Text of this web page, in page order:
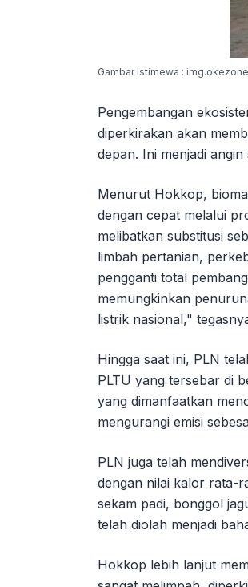
Gambar Istimewa :
Pengembangan
diperkirakan akan
depan. Ini menjadi
Menurut Hokkop,
dengan cepat melalui
melibatkan substitusi
limbah pertanian,
pengganti total
memungkinkan
listrik nasional,"
Hingga saat ini, PLN
PLTU yang tersebar di
yang dimanfaatkan
mengurangi emisi
PLN juga telah
dengan nilai kalor rata-
sekam padi, bonggol
telah diolah menjadi
Hokkop lebih lanjut